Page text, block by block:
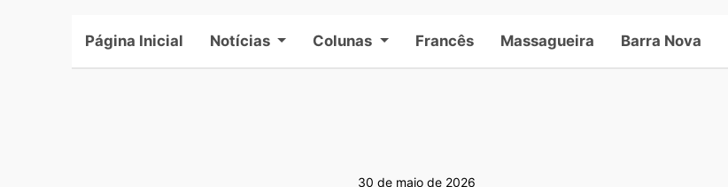
Página Inicial (current)
Notícias Colunas Francês Massagueira Barra Nova
30 de maio de 2026